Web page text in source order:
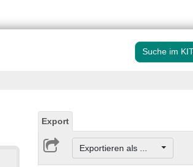
Suche im
Export
Exportieren als ...